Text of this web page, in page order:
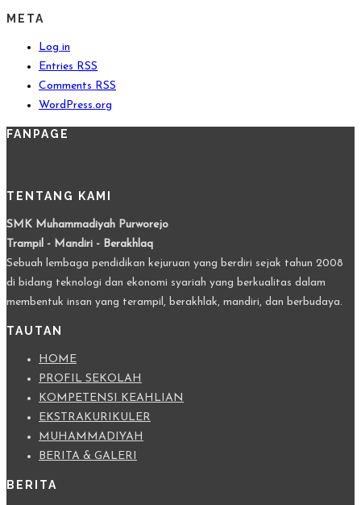
META
Log in
Entries RSS
Comments RSS
WordPress.org
FANPAGE
TENTANG KAMI
SMK Muhammadiyah Purworejo
Trampil - Mandiri - Berakhlaq
Sebuah lembaga pendidikan kejuruan yang berdiri sejak tahun 2008
di bidang teknologi dan ekonomi syariah yang berkualitas dalam
membentuk insan yang terampil, berakhlak, mandiri, dan berbudaya.
TAUTAN
HOME
PROFIL SEKOLAH
KOMPETENSI KEAHLIAN
EKSTRAKURIKULER
MUHAMMADIYAH
BERITA & GALERI
BERITA